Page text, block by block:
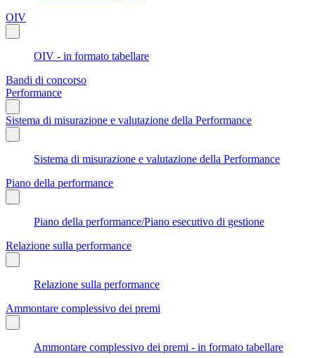
OIV
OIV - in formato tabellare
Bandi di concorso
Performance
Sistema di misurazione e valutazione della Performance
Sistema di misurazione e valutazione della Performance
Piano della performance
Piano della performance/Piano esecutivo di gestione
Relazione sulla performance
Relazione sulla performance
Ammontare complessivo dei premi
Ammontare complessivo dei premi - in formato tabellare